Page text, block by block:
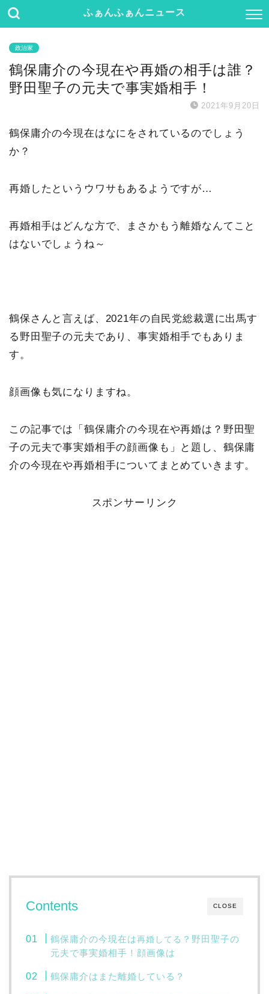
ふぁんふぁんニュース
政治家
鶴保庸介の今現在や再婚の相手は誰？
野田聖子の元夫で事実婚相手！
2021年9月20日
鶴保庸介の今現在はなにをされているのでしょう
か？
再婚したというウワサもあるようですが…
再婚相手はどんな方で、まさかもう離婚なんてこと
はないでしょうね～
鶴保さんと言えば、2021年の自民党総裁選に出馬す
る野田聖子の元夫であり、事実婚相手でもありま
す。
顔画像も気になりますね。
この記事では「鶴保庸介の今現在や再婚は？野田聖
子の元夫で事実婚相手の顔画像も」と題し、鶴保庸
介の今現在や再婚相手についてまとめていきます。
スポンサーリンク
CLOSE
Contents
鶴保庸介の今現在は再婚してる ？野田聖子の
元夫で事実婚相手！顔画像は
鶴保庸介はまた離婚している？